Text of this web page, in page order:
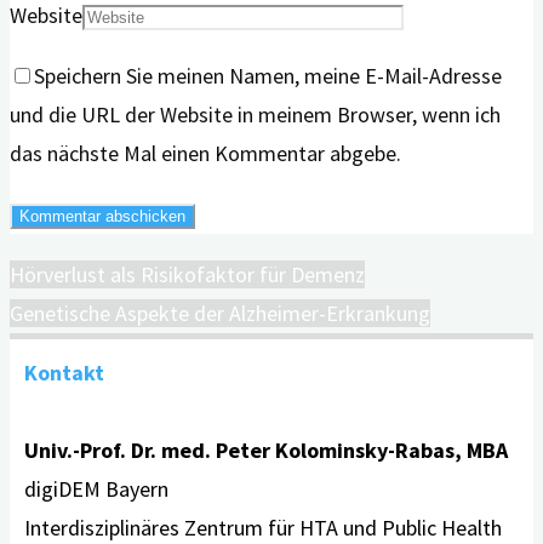
Website
Speichern Sie meinen Namen, meine E-Mail-Adresse
und die URL der Website in meinem Browser, wenn ich
das nächste Mal einen Kommentar abgebe.
Hörverlust als Risikofaktor für Demenz
Genetische Aspekte der Alzheimer-Erkrankung
Kontakt
Univ.-Prof. Dr. med. Peter Kolominsky-Rabas, MBA
digiDEM Bayern
Interdisziplinäres Zentrum für HTA und Public Health